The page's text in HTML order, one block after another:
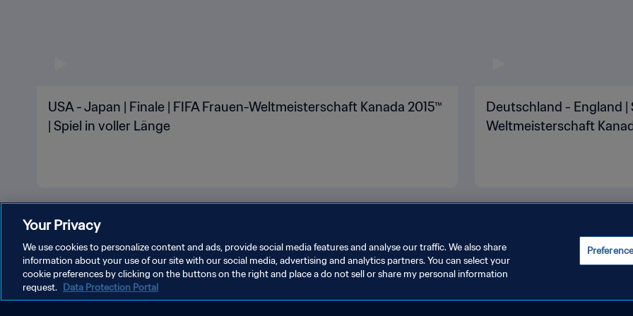
USA - Japan | Finale | FIFA Frauen-Weltmeisterschaft Kanada 2015™
| Spiel in voller Länge
Deutschland - England |
Weltmeisterschaft
DATENSCHUTZ NUTZUNGSBEDINGUNGEN COOKIE-EINSTELLUNGEN VERWALTEN
Your Privacy
We use cookies to personalize content and ads, provide social media features and analyse our traffic. We also share
information about your use of our site with our social media, advertising and analytics partners. You can select your
cookie preferences by clicking on the buttons on the right and place a do not sell or share my personal information
request. Data Protection Portal